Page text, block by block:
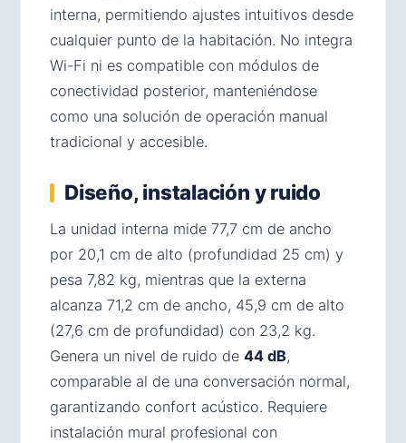
interna, permitiendo ajustes intuitivos desde
cualquier punto de la habitación. No integra
Wi-Fi ni es compatible con módulos de
conectividad posterior, manteniéndose
como una solución de operación manual
tradicional y accesible.
Diseño, instalación y ruido
La unidad interna mide 77,7 cm de ancho
por 20,1 cm de alto (profundidad 25 cm) y
pesa 7,82 kg, mientras que la externa
alcanza 71,2 cm de ancho, 45,9 cm de alto
(27,6 cm de profundidad) con 23,2 kg.
Genera un nivel de ruido de 44 dB,
comparable al de una conversación normal,
garantizando confort acústico. Requiere
instalación mural profesional con